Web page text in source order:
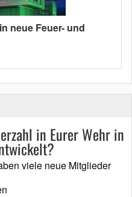
neue Feuer- und
in Eurer Wehr in
viele neue Mitglieder